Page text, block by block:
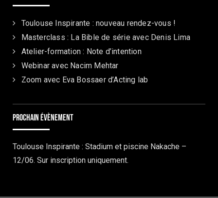
Toulouse Inspirante : nouveau rendez-vous !
Masterclass : La Bible de série avec Denis Lima
Atelier-formation : Note d’intention
Webinar avec Nacim Mehtar
Zoom avec Eva Bossaer d’Acting lab
Prochain évènement
Toulouse Inspirante : Stadium et piscine Nakache –
12/06. Sur inscription uniquement.